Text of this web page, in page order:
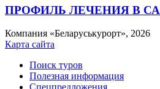
ПРОФИЛЬ ЛЕЧЕНИЯ В
Компания «Беларуськурорт», 2026
Карта сайта
Поиск туров
Полезная информация